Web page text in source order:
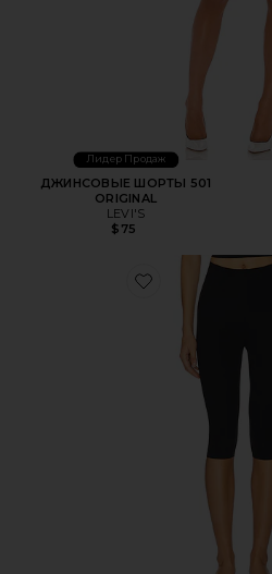
Лидер Продаж
ДЖИНСОВЫЕ ШОРТЫ 501
ORIGINAL
LEVI'S
$75
Favorite ЛЕГГИНСЫ